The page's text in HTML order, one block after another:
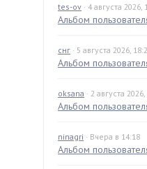
tes-ov · 4 августа 2026,
Альбом
снг · 5 августа 2026,
Альбом
oksana · 2 августа
Альбом
ninagri · Вчера в 14:18
Альбом